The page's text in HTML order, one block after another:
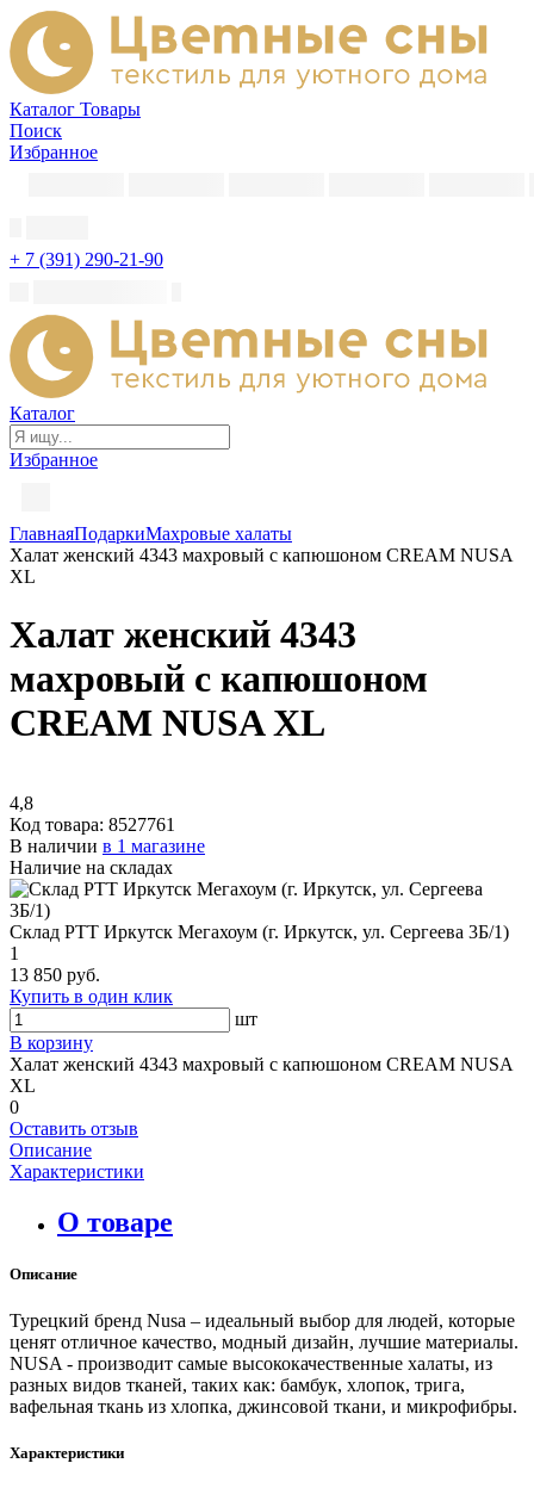
Каталог Товары
Поиск
Избранное
+ 7 (391) 290-21-90
Каталог
Избранное
ГлавнаяПодаркиМахровые халаты
Халат женский 4343 махровый с капюшоном CREAM NUSA
XL
Халат женский 4343
махровый с капюшоном
CREAM NUSA XL
4,8
Код товара: 8527761
В наличии в 1 магазине
Наличие на складах
Склад РТТ Иркутск Мегахоум (г. Иркутск, ул. Сергеева 3Б/1)
1
13 850 руб.
Купить в один клик
шт
В корзину
Халат женский 4343 махровый с капюшоном CREAM NUSA
XL
0
Оставить отзыв
Описание
Характеристики
О товаре
Описание
Турецкий бренд Nusa – идеальный выбор для людей, которые
ценят отличное качество, модный дизайн, лучшие материалы.
NUSA - производит самые высококачественные халаты, из
разных видов тканей, таких как: бамбук, хлопок, трига,
вафельная ткань из хлопка, джинсовой ткани, и микрофибры.
Характеристики